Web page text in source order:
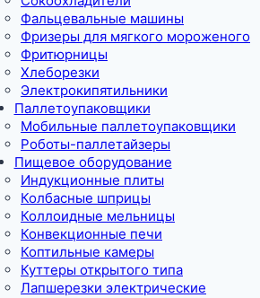
Фальцевальные машины
Фризеры для мягкого мороженого
Фритюрницы
Хлеборезки
Электрокипятильники
Паллетоупаковщики
Мобильные паллетоупаковщики
Роботы-паллетайзеры
Пищевое оборудование
Индукционные плиты
Колбасные шприцы
Коллоидные мельницы
Конвекционные печи
Коптильные камеры
Куттеры открытого типа
Лапшерезки электрические